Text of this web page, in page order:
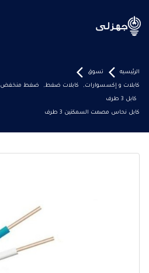
الرئيسيه تسوق
كابلات و إكسسوارات, كابلات ضغط, ضغط منخفض
كابل 3 طرف
كابل نحاس مصمت السمكتين 3 طرف